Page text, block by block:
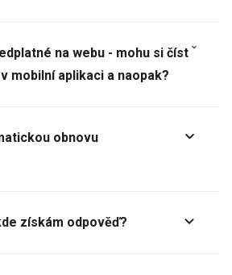
na webu - mohu si číst
mobilní aplikaci a naopak?
obnovu
získám odpověď?